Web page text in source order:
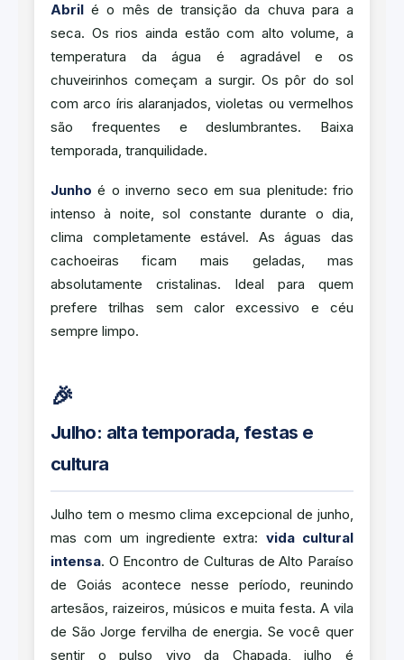
Abrilé o mês de transição da chuva para a
seca. Os rios ainda estão com alto volume, a
temperatura da água é agradável e os
chuveirinhos começam a surgir. Os pôr do sol
com arco íris alaranjados, violetas ou vermelhos
são frequentes e deslumbrantes. Baixa
temporada, tranquilidade.
Junho é o inverno seco em sua plenitude: frio
intenso à noite, sol constante durante o dia,
clima completamente estável. As águas das
cachoeiras ficam mais geladas, mas
absolutamente cristalinas. Ideal para quem
prefere trilhas sem calor excessivo e céu
sempre limpo.
🎉
Julho: alta temporada, festas e
cultura
Julho tem o mesmo clima excepcional de junho,
mas com um ingrediente extra: vida cultural
intensa. O Encontro de Culturas de Alto Paraíso
de Goiás acontece nesse período, reunindo
artesãos, raizeiros, músicos e muita festa. A vila
de São Jorge fervilha de energia. Se você quer
sentir o pulso vivo da Chapada, julho é